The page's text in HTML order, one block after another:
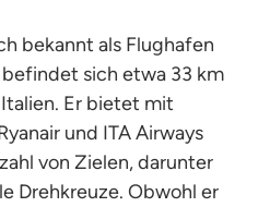
bekannt als Flughafen
sich etwa 33 km
Er bietet mit
und ITA Airways
von Zielen, darunter
Drehkreuze. Obwohl er